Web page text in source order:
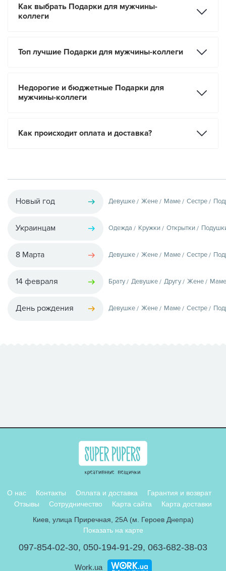
Как выбрать Подарки для мужчины-
коллеги
Топ лучшие Подарки для мужчины-коллеги
Недорогие и бюджетные Подарки для
мужчины-коллеги
Как происходит оплата и доставка?
Новый год Девушке Жене Маме Сестре
Украинцам Одежда Кружки Открытки
8 Марта Девушке Жене Маме Сестре
14 февраля Брату Девушке Другу Жене Маме
День рождения Девушке Жене Маме Сестре
О нас Контакты Оплата и доставка
Гарантия и возврат
Отзывы
Сотрудничество Карта сайта
Карта доставки
Киев, улица Приречная, 25А (м. Героев Днепра)
Показать на карте
097-854-02-30, 050-194-91-29, 063-682-38-03
Work.ua